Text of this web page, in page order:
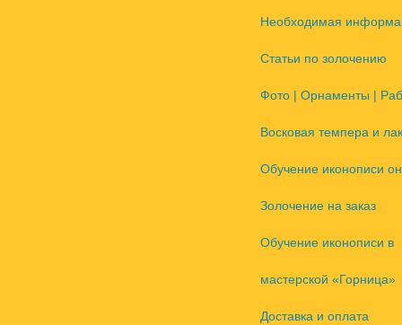
Необходимая
Статьи по золочению
Фото | Орнаменты |
Восковая темпера и лак
Обучение иконописи
Золочение на заказ
Обучение иконописи в
мастерской «Горница»
Доставка и оплата